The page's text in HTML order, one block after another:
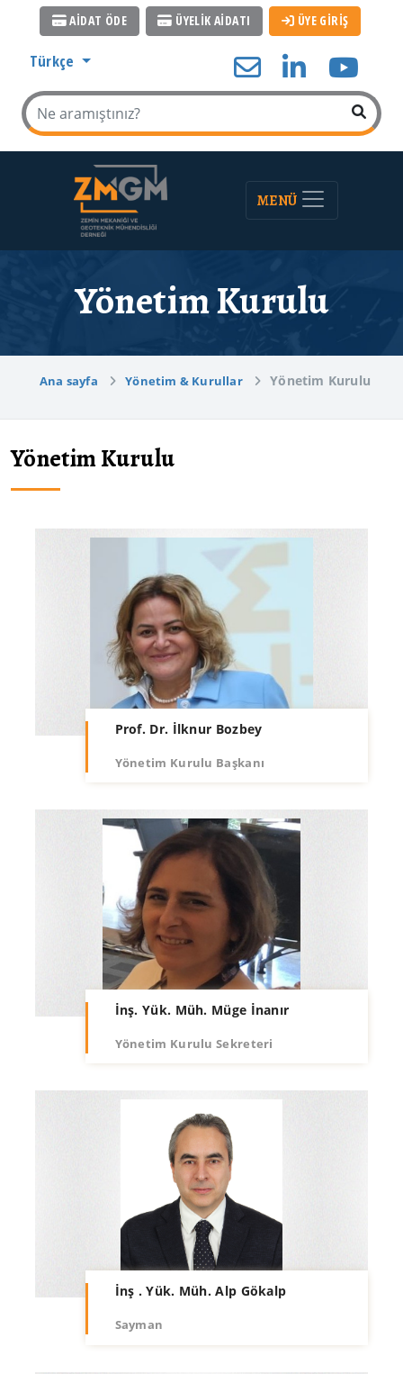
AİDAT ÖDE ÜYELİK AİDATI ÜYE GİRİŞ
Türkçe
MENÜ
Yönetim Kurulu
Ana sayfa Yönetim & Kurullar Yönetim Kurulu
Yönetim Kurulu
Prof. Dr. İlknur Bozbey
Yönetim Kurulu Başkanı
İnş. Yük. Müh. Müge İnanır
Yönetim Kurulu Sekreteri
İnş . Yük. Müh. Alp Gökalp
Sayman